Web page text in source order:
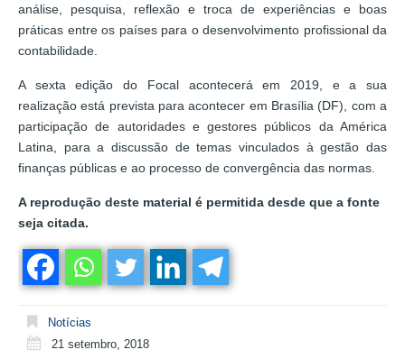
análise, pesquisa, reflexão e troca de experiências e boas
práticas entre os países para o desenvolvimento profissional da
contabilidade.
A sexta edição do Focal acontecerá em 2019, e a sua
realização está prevista para acontecer em Brasília (DF), com a
participação de autoridades e gestores públicos da América
Latina, para a discussão de temas vinculados à gestão das
finanças públicas e ao processo de convergência das normas.
A reprodução deste material é permitida desde que a fonte
seja citada.
Notícias
21 setembro, 2018